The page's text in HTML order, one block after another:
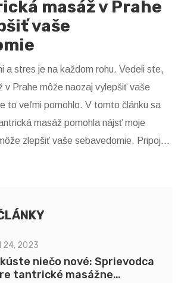
masáž v Prahe
vaše
a stres je na každom rohu. Vedeli ste,
v Prahe môže naozaj vylepšiť vaše
to veľmi pomohlo. V tomto článku sa
masáž pomohla nájsť moje
zlepšiť vaše sebavedomie. Pripojte
24, 2023
niečo nové: Sprievodca
tantrické masážne